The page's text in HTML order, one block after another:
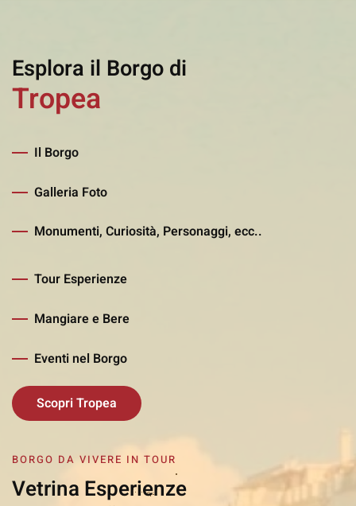
Esplora il Borgo di
Tropea
Il Borgo
Galleria Foto
Monumenti, Curiosità, Personaggi, ecc..
Tour Esperienze
Mangiare e Bere
Eventi nel Borgo
Scopri Tropea
BORGO DA VIVERE IN TOUR
Vetrina Esperienze